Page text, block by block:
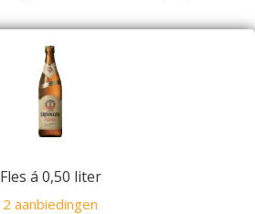
Fles á 0,50 liter
2 aanbiedingen